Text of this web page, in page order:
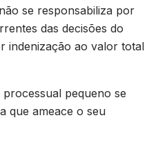
se responsabiliza por
das decisões do
indenização ao valor total
pequeno se
que ameace o seu